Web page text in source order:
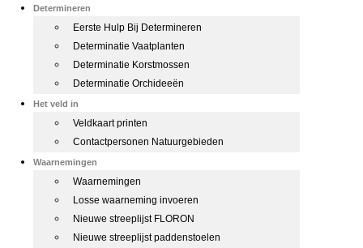
Determineren
Eerste Hulp Bij Determineren
Determinatie Vaatplanten
Determinatie Korstmossen
Determinatie Orchideeën
Het veld in
Veldkaart printen
Contactpersonen Natuurgebieden
Waarnemingen
Waarnemingen
Losse waarneming invoeren
Nieuwe streeplijst FLORON
Nieuwe streeplijst paddenstoelen